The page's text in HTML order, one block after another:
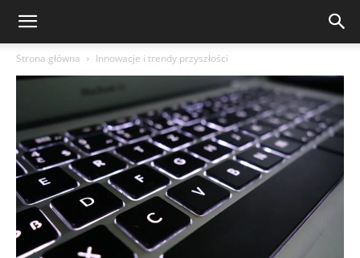
Strona główna Innowacje i trendy przyszłości